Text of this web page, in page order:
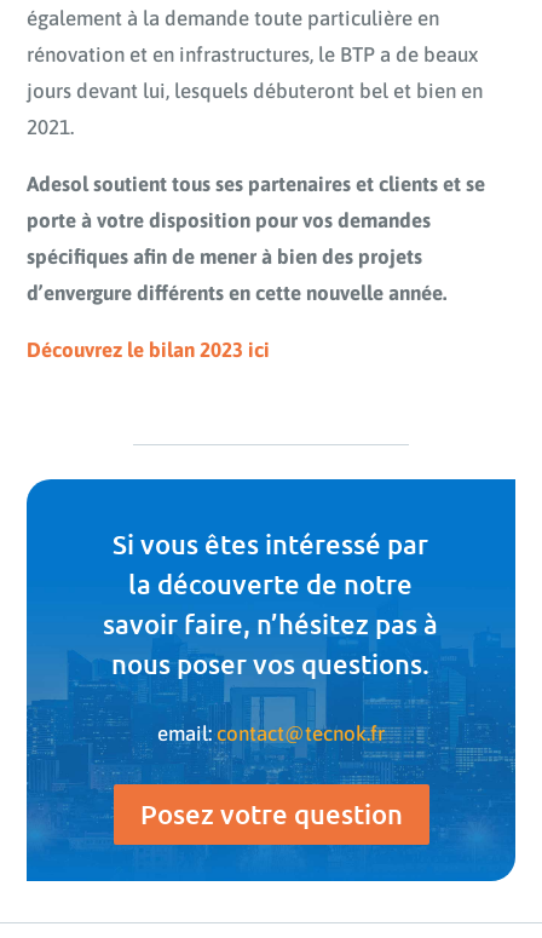
également à la demande toute particulière en
rénovation et en infrastructures, le BTP a de beaux
jours devant lui, lesquels débuteront bel et bien en
2021.
Adesol soutient tous ses partenaires et clients et se
porte à votre disposition pour vos demandes
spécifiques afin de mener à bien des projets
d’envergure différents en cette nouvelle année.
Découvrez le bilan 2023 ici
Si vous êtes intéressé par
la découverte de notre
savoir faire, n’hésitez pas à
nous poser vos questions.
email: contact@tecnok.fr
Posez votre question